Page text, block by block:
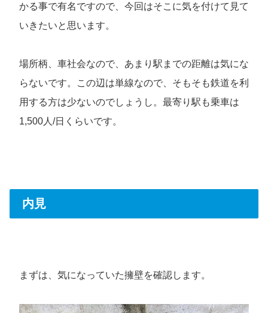
かる事で有名ですので、今回はそこに気を付けて見て
いきたいと思います。
場所柄、車社会なので、あまり駅までの距離は気にな
らないです。この辺は単線なので、そもそも鉄道を利
用する方は少ないのでしょうし。最寄り駅も乗車は
1,500人/日くらいです。
内見
まずは、気になっていた擁壁を確認します。